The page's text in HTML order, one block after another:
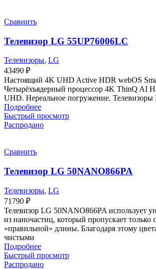
Сравнить
Телевизор LG 55UP76006LC
Телевизоры, LG
43490 ₽
Настоящий 4K UHD Active HDR webOS
Четырёхъядерный процессор 4K ThinQ AI
UHD. Нереальное погружение. Телевизоры
Подробнее
Быстрый просмотр
Распродано
Сравнить
Телевизор LG 50NANO866PA
Телевизоры, LG
71790 ₽
Телевизор LG 50NANO866PA использует
из наночастиц, который пропускает только
«правильной» длины. Благодаря этому
чистыми
Подробнее
Быстрый просмотр
Распродано